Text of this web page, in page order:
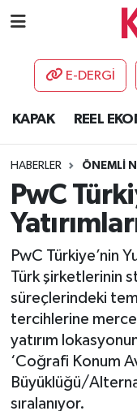
E-DERGİ
KAPAK REEL
HABERLER ÖNEMLİ
PwC
PwC Türkiye’nin
Türk şirketlerinin
süreçlerindeki
tercihlerine
yatırım
‘Coğrafi Konum
Büyüklüğü/
sıralanıyor.
AKADEMİ
DESTEK-
ETKİNLİK
GÜNCEL
HABERLER
KAPAK
SEKTÖR